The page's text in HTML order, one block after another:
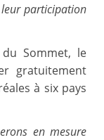
leur participation
Sommet, le
gratuitement
à six pays
en mesure